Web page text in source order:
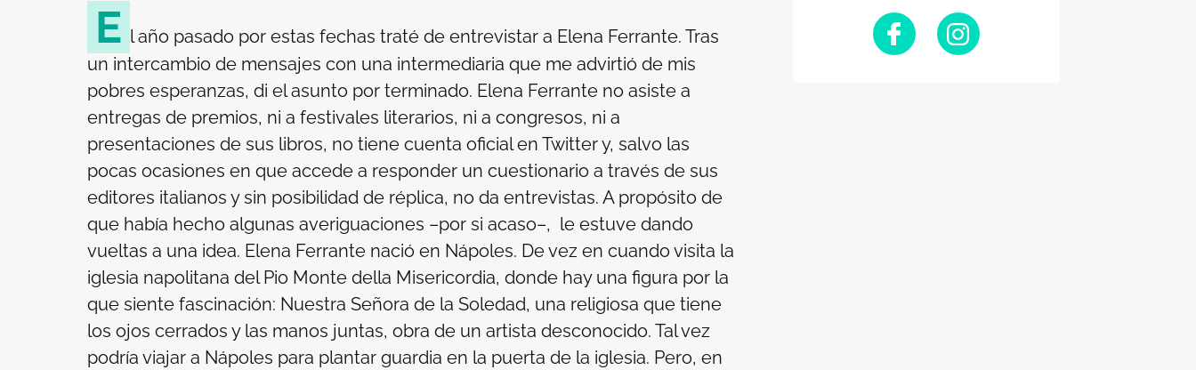
E l año pasado por estas fechas traté de entrevistar a Elena Ferrante. Tras
un intercambio de mensajes con una intermediaria que me advirtió de mis
pobres esperanzas, di el asunto por terminado. Elena Ferrante no asiste a
entregas de premios, ni a festivales literarios, ni a congresos, ni a
presentaciones de sus libros, no tiene cuenta oficial en Twitter y, salvo las
pocas ocasiones en que accede a responder un cuestionario a través de sus
editores italianos y sin posibilidad de réplica, no da entrevistas. A propósito de
que había hecho algunas averiguaciones –por si acaso–, le estuve dando
vueltas a una idea. Elena Ferrante nació en Nápoles. De vez en cuando visita la
iglesia napolitana del Pio Monte della Misericordia, donde hay una figura por la
que siente fascinación: Nuestra Señora de la Soledad, una religiosa que tiene
los ojos cerrados y las manos juntas, obra de un artista desconocido. Tal vez
podría viajar a Nápoles para plantar guardia en la puerta de la iglesia. Pero, en